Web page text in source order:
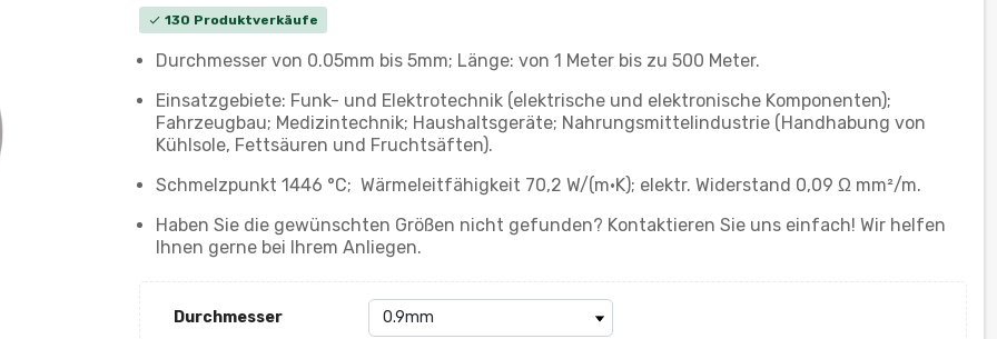
check 130 Produktverkäufe
Durchmesser von 0.05mm bis 5mm; Länge: von 1 Meter bis zu 500 Meter.
Einsatzgebiete: Funk- und Elektrotechnik (elektrische und elektronische Komponenten);
Fahrzeugbau; Medizintechnik; Haushaltsgeräte; Nahrungsmittelindustrie (Handhabung von
Kühlsole, Fettsäuren und Fruchtsäften).
Schmelzpunkt 1446 °C; Wärmeleitfähigkeit 70,2 W/(m·K); elektr. Widerstand 0,09 Ω mm²/m.
Haben Sie die gewünschten Größen nicht gefunden? Kontaktieren Sie uns einfach! Wir helfen
Ihnen gerne bei Ihrem Anliegen.
Durchmesser